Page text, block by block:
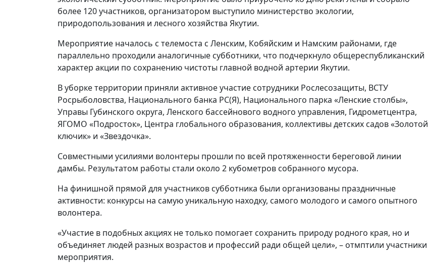
более 120 участников, организатором выступило министерство экологии,
природопользования и лесного хозяйства Якутии.
Мероприятие началось с телемоста с Ленским, Кобяйским и Намским районами, где
параллельно проходили аналогичные субботники, что подчеркнуло общереспубликанский
характер акции по сохранению чистоты главной водной артерии Якутии.
В уборке территории приняли активное участие сотрудники Рослесозащиты, ВСТУ
Росрыболовства, Национального банка РС(Я), Национального парка «Ленские столбы»,
Управы Губинского округа, Ленского бассейнового водного управления, Гидрометцентра,
ЯГОМО «Подросток», Центра глобального образования, коллективы детских садов «Золотой
ключик» и «Звездочка».
Совместными усилиями волонтеры прошли по всей протяженности береговой линии
дамбы. Результатом работы стали около 2 кубометров собранного мусора.
На финишной прямой для участников субботника были организованы праздничные
активности: конкурсы на самую уникальную находку, самого молодого и самого опытного
волонтера.
«Участие в подобных акциях не только помогает сохранить природу родного края, но и
объединяет людей разных возрастов и профессий ради общей цели», – отмптили участники
мероприятия.